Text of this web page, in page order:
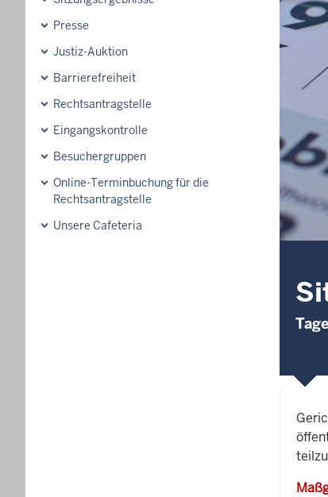
Presse
Justiz-Auktion
Barrierefreiheit
Rechtsantragstelle
Eingangskontrolle
Besuchergruppen
Online-Terminbuchung für die
Rechtsantragstelle
Unsere Cafeteria